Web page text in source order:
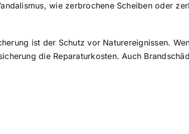
wie zerbrochene Scheiben oder
ist der Schutz vor Naturereignissen.
die Reparaturkosten. Auch